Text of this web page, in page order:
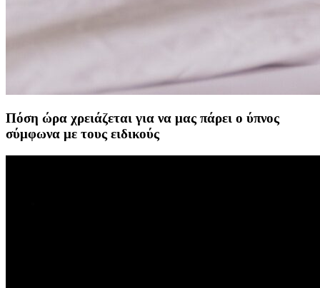
Πόση ώρα χρειάζεται για να μας πάρει ο ύπνος
σύμφωνα με τους ειδικούς